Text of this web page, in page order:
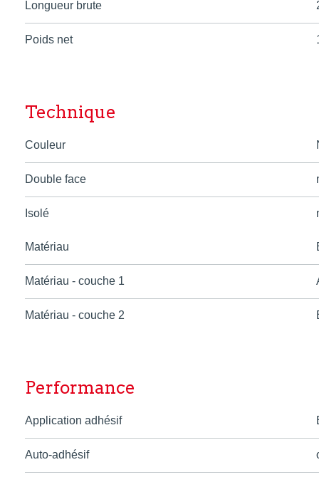
Longueur brute
Poids net
Technique
Couleur
Double face
Isolé
Matériau
Matériau - couche 1
Matériau - couche 2
Performance
Application adhésif
Auto-adhésif